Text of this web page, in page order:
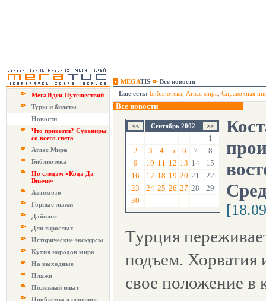
MEGATIS
Все новости
МегаИдеи Путешествий
Туры и билеты
Новости
Что привезти? Сувениры
со всего света
Атлас Мира
Библиотека
По следам «Кода Да
Винчи»
Автомото
Горные лыжи
Дайвинг
Для взрослых
Исторические экскурсы
Кухня народов мира
На выходные
Пляжи
Полезный опыт
Проблемы и решения
Еще есть: Библиотека Атлас мира Справочная
Все новости
Сентябрь 2002
1
2
3 4 5 6 7
8
9
10 11 12 13 14
15
16
17 18 19 20 21
22
23
24 25 26 27 28
29
30
Турция
подъем. Хорватия
свое положение в